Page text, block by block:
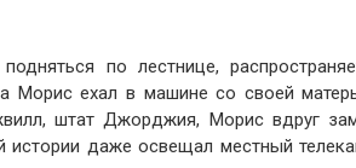
по лестнице,
Морис ехал в машине со своей
штат Джорджия, Морис вдруг
даже освещал местный